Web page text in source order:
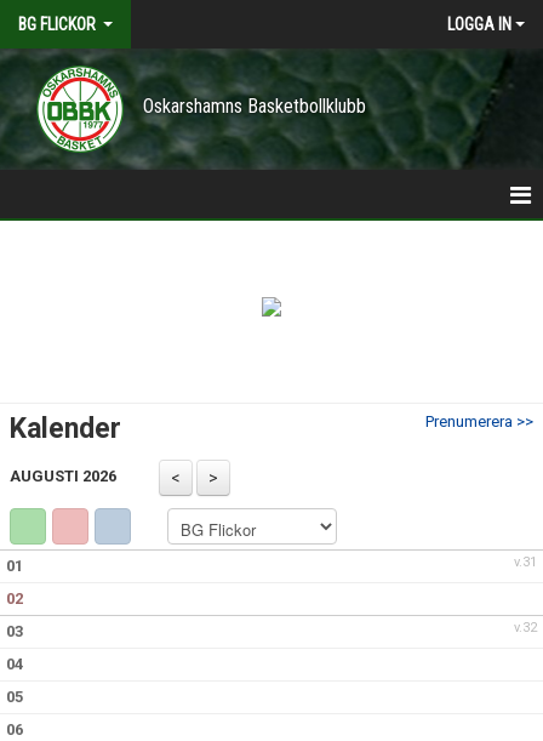
BG FLICKOR LOGGA IN
Oskarshamns Basketbollklubb
Prenumerera >>
Kalender
AUGUSTI 2026
v.31
01
02
v.32
03
04
05
06